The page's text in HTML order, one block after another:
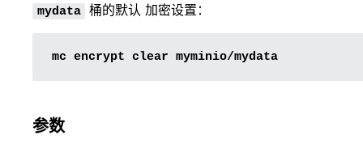
mydata 桶的默认 加密设置：
mc encrypt clear
参数